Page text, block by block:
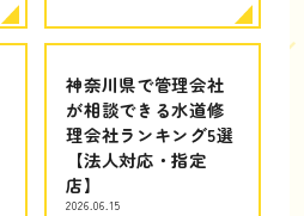
神奈川県で管理会社
が相談できる水道修
理会社ランキング5選
【法人対応・指定
店】
2026.06.15